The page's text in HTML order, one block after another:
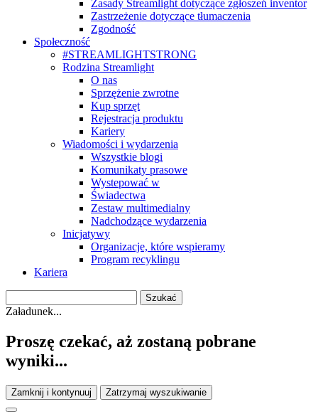
Zasady Streamlight dotyczące zgłoszeń inventor
Zastrzeżenie dotyczące tłumaczenia
Zgodność
Społeczność
#STREAMLIGHTSTRONG
Rodzina Streamlight
O nas
Sprzężenie zwrotne
Kup sprzęt
Rejestracja produktu
Kariery
Wiadomości i wydarzenia
Wszystkie blogi
Komunikaty prasowe
Wystepować w
Świadectwa
Zestaw multimedialny
Nadchodzące wydarzenia
Inicjatywy
Organizacje, które wspieramy
Program recyklingu
Kariera
Załadunek...
Proszę czekać, aż zostaną pobrane
wyniki...
Zamknij i kontynuuj Zatrzymaj wyszukiwanie